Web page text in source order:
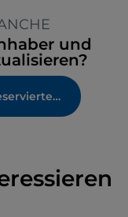
und
Greifen Sie jetzt auf Ihren reservierten Bereich zu